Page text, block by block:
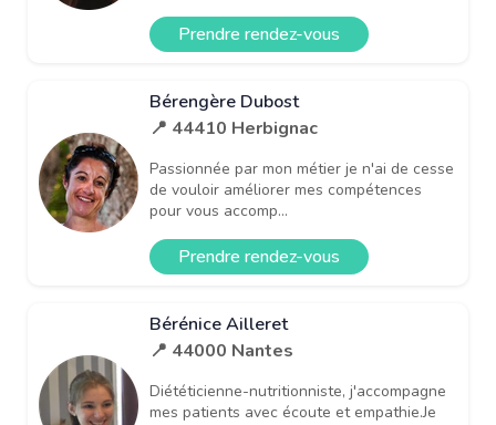
Prendre rendez-vous
Bérengère Dubost
📍 44410 Herbignac
Passionnée par mon métier je n'ai de cesse
de vouloir améliorer mes compétences
pour vous accomp...
Prendre rendez-vous
Bérénice Ailleret
📍 44000 Nantes
Diététicienne-nutritionniste, j'accompagne
mes patients avec écoute et empathie.Je